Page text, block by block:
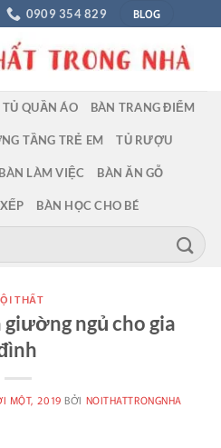
0909 354 829 BLOG
TỦ QUẦN ÁO BÀN TRANG ĐIỂM
TẦNG TRẺ EM TỦ RƯỢU
BÀN LÀM VIỆC BÀN ĂN GỖ
BÀN HỌC CHO BÉ
THẤT
giường ngủ cho gia
MỘT, 2019 BỞI NOITHATTRONGNHA